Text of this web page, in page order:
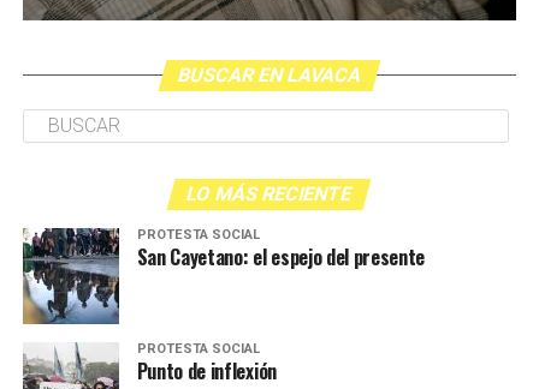
BUSCAR EN LAVACA
LO MÁS RECIENTE
PROTESTA SOCIAL
San Cayetano: el espejo del presente
PROTESTA SOCIAL
Punto de inflexión